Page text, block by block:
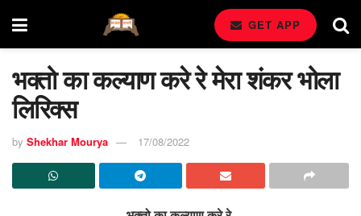
GET APP
भक्तो का कल्याण करे रे मेरा शंकर भोला
लिरिक्स
by Shekhar Mourya 17/08/2022